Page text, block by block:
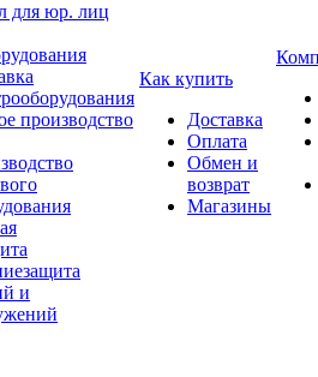
для юр. лиц
производство
и
Как купить
Доставка
Оплата
Обмен и
возврат
Магазины